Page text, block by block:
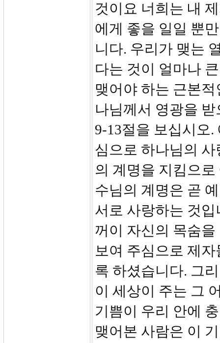
것이요 너희는 내
에게 좋을 일일 뿐
니다. 우리가 맺는
다는 것이 얼마나
맺어야 하는 근본
나님께서 영광을
9-13절을 보십시오
심으로 하나님의
의 계명을 지킴으
수님의 계명은 곧
서로 사랑하는 것
꺼이 자신의 목숨
보여 주심으로 제
록 하셨습니다. 그
이 세상이 주는 그
기쁨이 우리 안에
맺어본 사람은 이